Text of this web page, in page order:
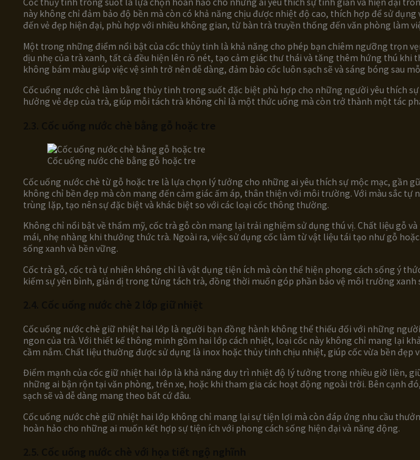
này không chỉ đảm bảo độ bền mà còn có khả năng chịu được nhiệt độ cao, thích hợp để sử
đến vẻ đẹp hiện đại, phù hợp với nhiều không gian, từ bàn trà truyền thống đến văn phòng làm
Một trong những điểm nổi bật của cốc thủy tinh là khả năng cho phép bạn chiêm ngưỡng trọn
dịu nhẹ của trà xanh, tất cả đều hiện lên rõ nét, tạo cảm giác thư thái và tăng thêm hứng thú
không bám màu giúp việc vệ sinh trở nên dễ dàng, đảm bảo cốc luôn sạch sẽ và sáng bóng sau
Cốc uống nước chè làm bằng thủy tinh trong suốt đặc biệt phù hợp cho những người yêu thích
hưởng vẻ đẹp của trà, giúp mỗi tách trà không chỉ là một thức uống mà còn trở thành một tác
Cốc uống nước chè bằng gỗ hoặc tre
Cốc uống nước chè từ gỗ hoặc tre là lựa chọn lý tưởng cho những ai yêu thích sự mộc mạc, gần
không chỉ bền đẹp mà còn mang đến cảm giác ấm áp, thân thiện với môi trường. Với màu sắc
trùng lặp, tạo nên sự đặc biệt và khác biệt so với các loại cốc thông thường.
Không chỉ nổi bật về thẩm mỹ, cốc trà gỗ còn mang lại trải nghiệm sử dụng thú vị. Chất liệu gỗ
mái, nhẹ nhàng khi thưởng thức trà. Ngoài ra, việc sử dụng cốc làm từ vật liệu tái tạo như gỗ
sống xanh và bền vững.
Cốc trà gỗ, cốc trà tự nhiên không chỉ là vật dụng tiện ích mà còn thể hiện phong cách sống ý
kiếm sự yên bình, giản dị trong từng tách trà, đồng thời muốn góp phần bảo vệ môi trường xanh
Cốc uống nước chè giữ nhiệt hai lớp là người bạn đồng hành không thể thiếu đối với những
ngon của trà. Với thiết kế thông minh gồm hai lớp cách nhiệt, loại cốc này không chỉ mang lại
cầm nắm. Chất liệu thường được sử dụng là inox hoặc thủy tinh chịu nhiệt, giúp cốc vừa bền đẹp
Điểm mạnh của cốc giữ nhiệt hai lớp là khả năng duy trì nhiệt độ lý tưởng trong nhiều giờ liền,
những ai bận rộn tại văn phòng, trên xe, hoặc khi tham gia các hoạt động ngoài trời. Bên cạnh
sạch sẽ và dễ dàng mang theo bất cứ đâu.
Cốc uống nước chè giữ nhiệt hai lớp không chỉ mang lại sự tiện lợi mà còn đáp ứng nhu cầu
hoàn hảo cho những ai muốn kết hợp sự tiện ích với phong cách sống hiện đại và năng động.